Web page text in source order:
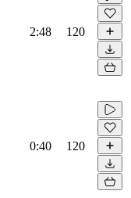
2:48 120
0:40 120